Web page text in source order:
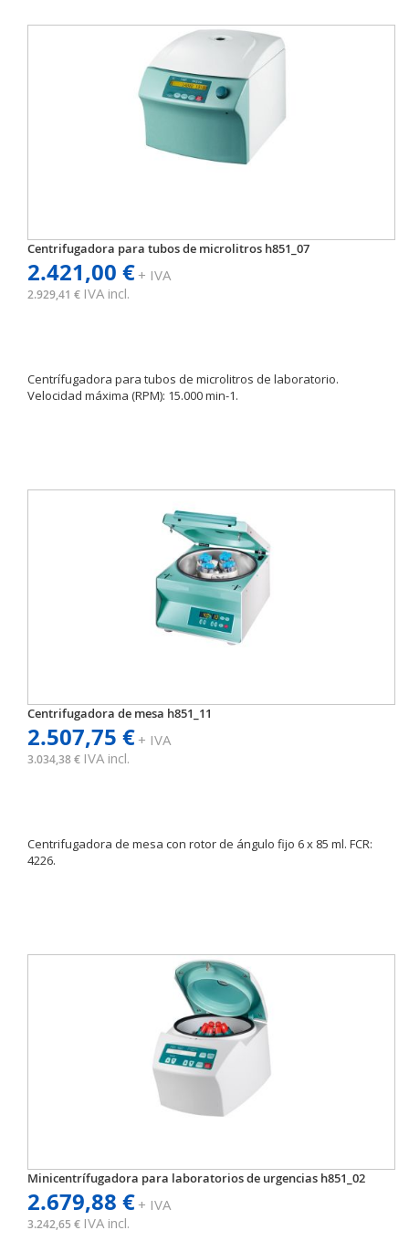
Centrifugadora para tubos de microlitros h851_07
2.421,00 €+ IVA
2.929,41 € IVA incl.
Centrífugadora para tubos de microlitros de laboratorio.
Velocidad máxima (RPM): 15.000 min-1.
Centrifugadora de mesa h851_11
2.507,75 €+ IVA
3.034,38 € IVA incl.
Centrifugadora de mesa con rotor de ángulo fijo 6 x 85 ml. FCR:
4226.
Minicentrífugadora para laboratorios de urgencias h851_02
2.679,88 €+ IVA
3.242,65 € IVA incl.